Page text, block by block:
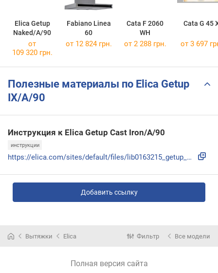
Elica Getup
Naked/A/90
Fabiano Linea
60
Cata F 2060
WH
Cata G 45
от
109 320 грн.
от 12 824 грн. от 2 288 грн. от 3 697
Полезные материалы по Elica Getup
IX/A/90
Инструкция к Elica Getup Cast Iron/A/90
инструкции
https://elica.com/sites/default/files/lib0163215_getup_web....
Добавить ссылку
Вытяжки Elica Фильтр Все модели
Полная версия сайта